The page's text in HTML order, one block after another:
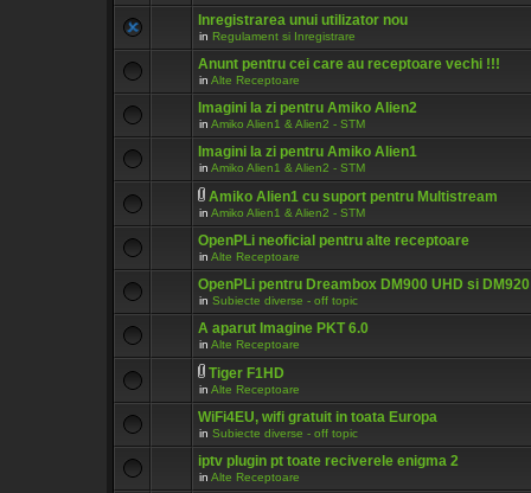
Inregistrarea unui utilizator nou
in Regulament si Inregistrare
Anunt pentru cei care au receptoare vechi !!!
in Alte Receptoare
Imagini la zi pentru Amiko Alien2
in Amiko Alien1 & Alien2 - STM
Imagini la zi pentru Amiko Alien1
in Amiko Alien1 & Alien2 - STM
Amiko Alien1 cu suport pentru Multistream
in Amiko Alien1 & Alien2 - STM
OpenPLi neoficial pentru alte receptoare
in Alte Receptoare
OpenPLi pentru Dreambox DM900 UHD si
in Subiecte diverse - off topic
A aparut Imagine PKT 6.0
in Alte Receptoare
Tiger F1HD
in Alte Receptoare
WiFi4EU, wifi gratuit in toata Europa
in Subiecte diverse - off topic
iptv plugin pt toate reciverele enigma 2
in Alte Receptoare